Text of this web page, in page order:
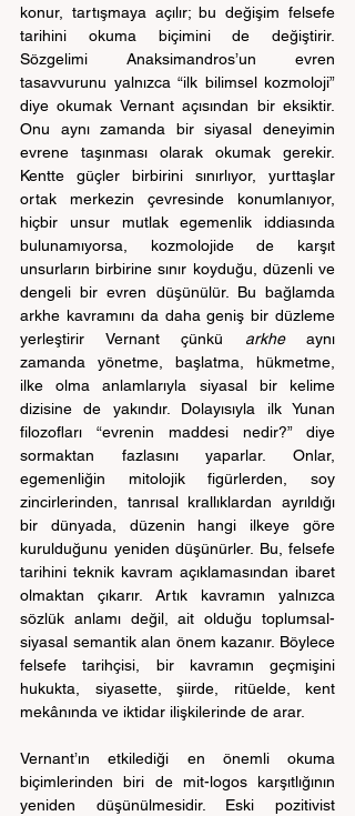
konur, tartışmaya açılır; bu değişim felsefe
tarihini okuma biçimini de değiştirir.
Sözgelimi Anaksimandros’un evren
tasavvurunu yalnızca “ilk bilimsel kozmoloji”
diye okumak Vernant açısından bir eksiktir.
Onu aynı zamanda bir siyasal deneyimin
evrene taşınması olarak okumak gerekir.
Kentte güçler birbirini sınırlıyor, yurttaşlar
ortak merkezin çevresinde konumlanıyor,
hiçbir unsur mutlak egemenlik iddiasında
bulunamıyorsa, kozmolojide de karşıt
unsurların birbirine sınır koyduğu, düzenli ve
dengeli bir evren düşünülür. Bu bağlamda
arkhe kavramını da daha geniş bir düzleme
yerleştirir Vernant çünkü arkhe aynı
zamanda yönetme, başlatma, hükmetme,
ilke olma anlamlarıyla siyasal bir kelime
dizisine de yakındır. Dolayısıyla ilk Yunan
filozofları “evrenin maddesi nedir?” diye
sormaktan fazlasını yaparlar. Onlar,
egemenliğin mitolojik figürlerden, soy
zincirlerinden, tanrısal krallıklardan ayrıldığı
bir dünyada, düzenin hangi ilkeye göre
kurulduğunu yeniden düşünürler. Bu, felsefe
tarihini teknik kavram açıklamasından ibaret
olmaktan çıkarır. Artık kavramın yalnızca
sözlük anlamı değil, ait olduğu toplumsal-
siyasal semantik alan önem kazanır. Böylece
felsefe tarihçisi, bir kavramın geçmişini
hukukta, siyasette, şiirde, ritüelde, kent
mekânında ve iktidar ilişkilerinde de arar.
Vernant’ın etkilediği en önemli okuma
biçimlerinden biri de mit-logos karşıtlığının
yeniden düşünülmesidir. Eski pozitivist